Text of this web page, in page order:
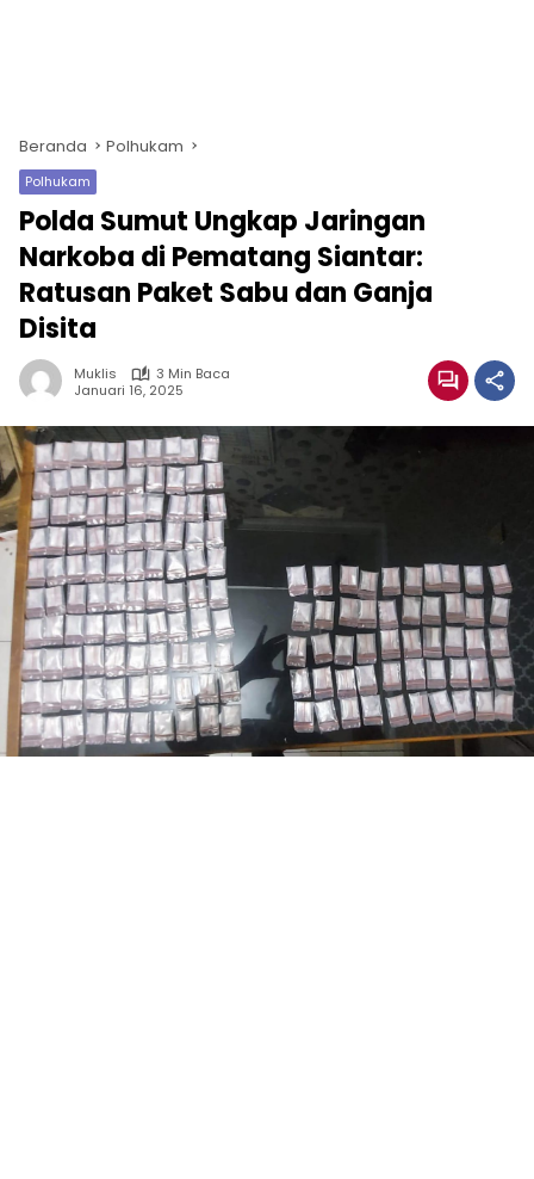
Beranda Polhukam
Polhukam
Polda Sumut Ungkap Jaringan
Narkoba di Pematang Siantar:
Ratusan Paket Sabu dan Ganja
Disita
Muklis
3 Min Baca
Januari 16, 2025